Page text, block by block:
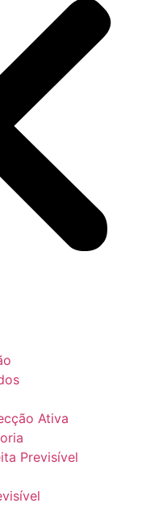
Ativa
Previsível